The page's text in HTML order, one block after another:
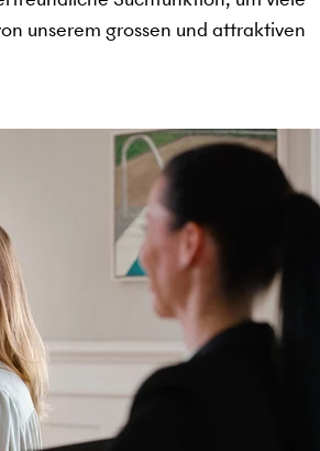
unserem grossen und attraktiven